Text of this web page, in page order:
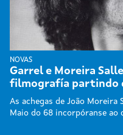
NOVAS
Garrel e Moreira
filmografía partindo
As achegas de João Moreira
Maio do 68 incorpóranse ao